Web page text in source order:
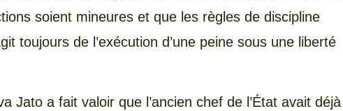
soient mineures et que les règles de discipline
toujours de l’exécution d’une peine sous une liberté
Jato a fait valoir que l’ancien chef de l’État avait déjà